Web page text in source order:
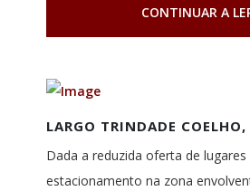
CONTINUAR A
LARGO TRINDADE
Dada a reduzida oferta de lugares
estacionamento na zona